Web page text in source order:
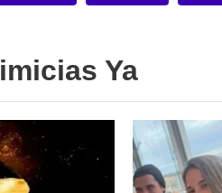
Ya